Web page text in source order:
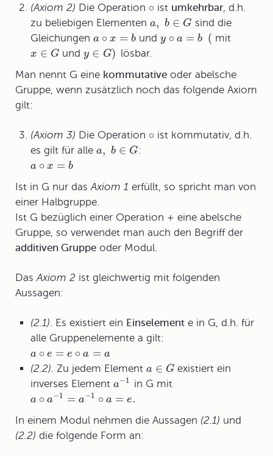
(Axiom 2) Die Operation ∘ ist umkehrbar, d.h.
zu beliebigen Elementen a, b ∈ G sind die
Gleichungen a ∘ x = b undy ∘ a = b ( mit
x ∈ G undy ∈ G) lösbar.
Man nennt G eine kommutative oder abelsche
Gruppe, wenn zusätzlich noch das folgende Axiom
gilt:
(Axiom 3) Die Operation ∘ ist kommutativ, d.h.
es gilt für alle a, b ∈ G:
a ∘ x = b
Ist in G nur dasAxiom 1 erfüllt, so spricht man von
einer Halbgruppe.
Ist G bezüglich einer Operation + eine abelsche
Gruppe, so verwendet man auch den Begriff der
additiven Gruppe oder Modul.
DasAxiom 2 ist gleichwertig mit folgenden
Aussagen:
(2.1). Es existiert ein Einselement e in G, d.h. für
alle Gruppenelemente a gilt:
a ∘ e = e ∘ a = a
(2.2). Zu jedem Element a ∈ G existiert ein
inverses Element a−1 in G mit
a ∘ a−1 = a−1 ∘ a = e.
In einem Modul nehmen die Aussagen (2.1) und
(2.2) die folgende Form an: